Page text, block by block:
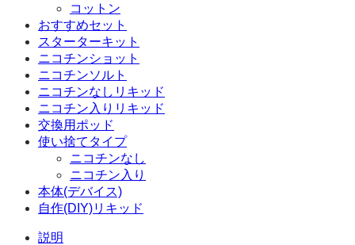
2.2ml
ニ
コ
チ
ン
3%
コットン
おすすめセット
スターターキット
ニコチンショット
ニコチンソルト
ニコチンなしリキッド
ニコチン入りリキッド
交換用ポッド
使い捨てタイプ
ニコチンなし
ニコチン入り
本体(デバイス)
自作(DIY)リキッド
説明